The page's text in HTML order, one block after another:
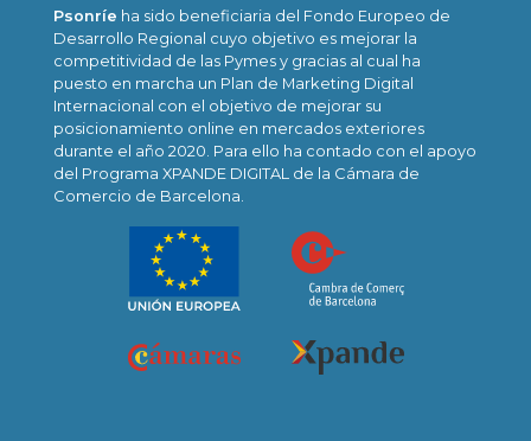
Psonríe ha sido beneficiaria del Fondo Europeo de
Desarrollo Regional cuyo objetivo es mejorar la
competitividad de las Pymes y gracias al cual ha
puesto en marcha un Plan de Marketing Digital
Internacional con el objetivo de mejorar su
posicionamiento online en mercados exteriores
durante el año 2020. Para ello ha contado con el apoyo
del Programa XPANDE DIGITAL de la Cámara de
Comercio de Barcelona.